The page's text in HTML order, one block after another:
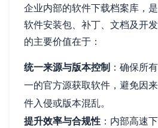
企业内部的软件下载档案库，
软件安装包、补丁、文档及开
的主要价值在于：
统一来源与版本控制 ：确保所
一的官方源获取软件，避免因
件入侵或版本混乱。
提升效率与合规性 ：内部高速